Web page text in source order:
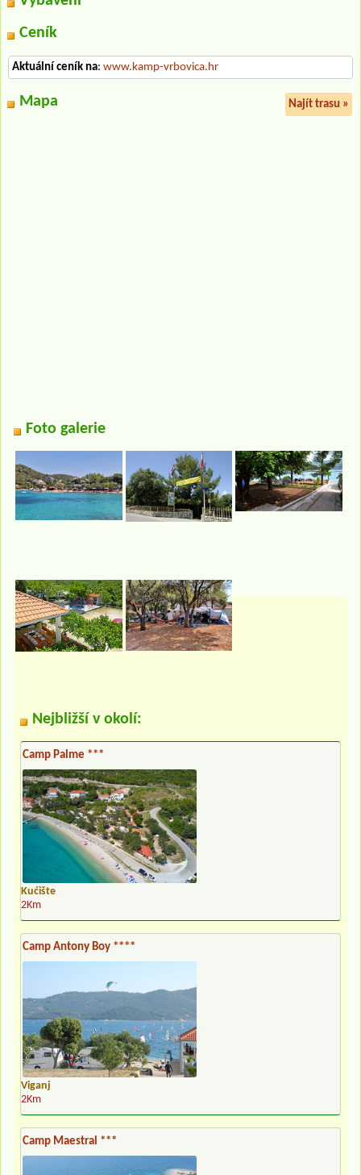
Ceník
Aktuální ceník na: www.kamp-vrbovica.hr
Mapa Najít trasu »
Foto galerie
Nejbližší v okolí:
Camp Palme ***
Kućište
2Km
Camp Antony Boy ****
Viganj
2Km
Camp Maestral ***